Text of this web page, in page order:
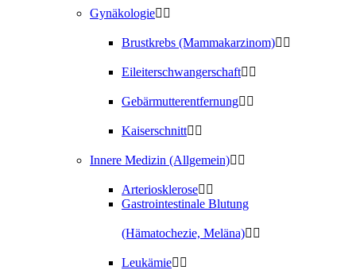
Gynäkologie
Brustkrebs (Mammakarzinom)
Eileiterschwangerschaft
Gebärmutterentfernung
Kaiserschnitt
Innere Medizin (Allgemein)
Arteriosklerose
Gastrointestinale Blutung
(Hämatochezie, Meläna)
Leukämie